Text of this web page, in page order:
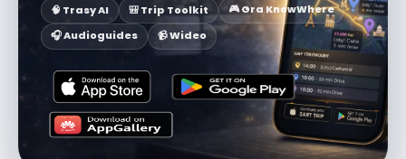
🧠 Trasy AI 🎒 Trip Toolkit
🎮 Gra KnowWhere
🎧 Audioguides
📹 Wideo